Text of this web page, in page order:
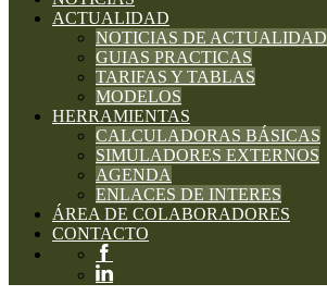
ACTUALIDAD
NOTICIAS DE ACTUALIDAD
GUIAS PRACTICAS
TARIFAS Y TABLAS
MODELOS
HERRAMIENTAS
CALCULADORAS BÁSICAS
SIMULADORES EXTERNOS
AGENDA
ENLACES DE INTERES
ÁREA DE COLABORADORES
CONTACTO